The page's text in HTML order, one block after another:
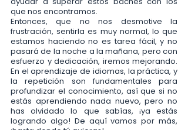
que nos encontramos.
Entonces, que no nos desmotive la
frustración, sentirla es muy normal, lo que
estamos haciendo no es tarea fácil, y no
pasará de la noche a la mañana, pero con
esfuerzo y dedicación, iremos mejorando.
En el aprendizaje de idiomas, la práctica, y
la repetición son fundamentales para
profundizar el conocimiento, así que si no
estás aprendiendo nada nuevo, pero no
has olvidado lo que sabías, ¡ya estás
logrando algo! De aquí vamos por más,